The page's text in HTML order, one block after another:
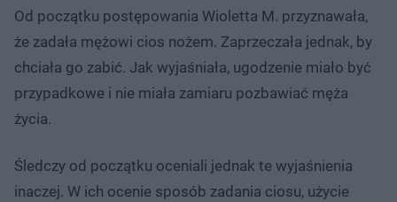
Od początku postępowania Wioletta M. przyznawała,
że zadała mężowi cios nożem. Zaprzeczała jednak, by
chciała go zabić. Jak wyjaśniała, ugodzenie miało być
przypadkowe i nie miała zamiaru pozbawiać męża
życia.
Śledczy od początku oceniali jednak te wyjaśnienia
inaczej. W ich ocenie sposób zadania ciosu, użycie